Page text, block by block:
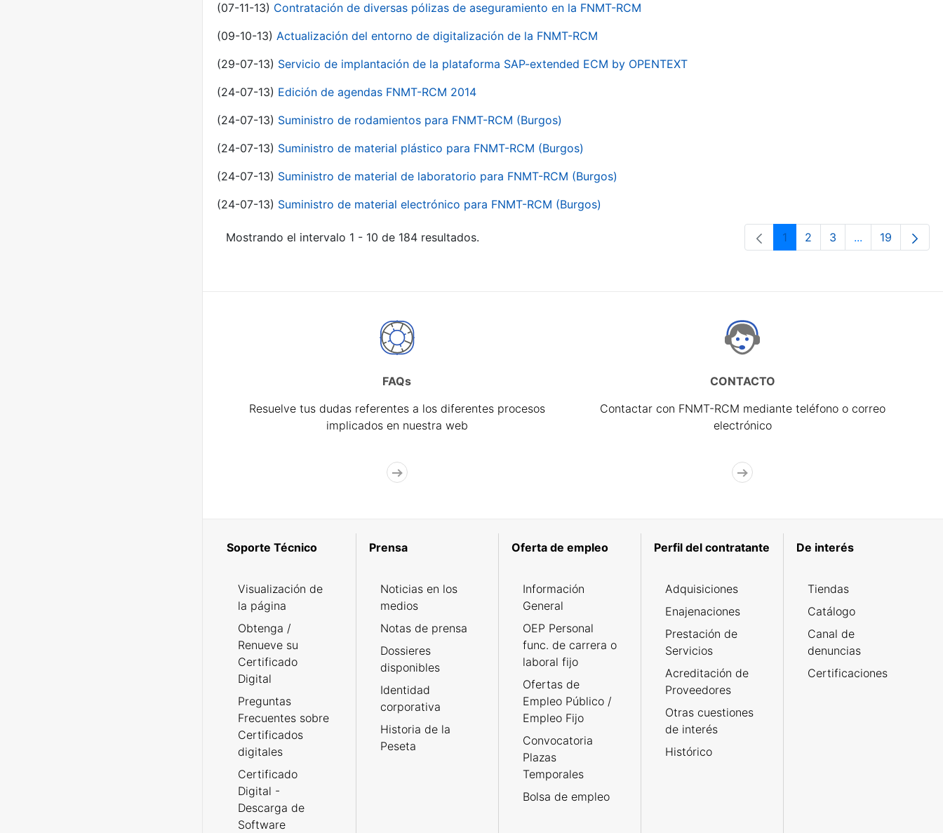
(07-11-13) Contratación de diversas pólizas de aseguramiento en la FNMT-RCM
(09-10-13) Actualización del entorno de digitalización de la FNMT-RCM
(29-07-13) Servicio de implantación de la plataforma SAP-extended ECM by OPENTEXT
(24-07-13) Edición de agendas FNMT-RCM 2014
(24-07-13) Suministro de rodamientos para FNMT-RCM (Burgos)
(24-07-13) Suministro de material plástico para FNMT-RCM (Burgos)
(24-07-13) Suministro de material de laboratorio para FNMT-RCM (Burgos)
(24-07-13) Suministro de material electrónico para FNMT-RCM (Burgos)
Mostrando el intervalo 1 - 10 de 184 resultados. Página
1 Página
2 Página
3 ...PáginasPágina
19
FAQs
Resuelve tus dudas referentes a los diferentes procesos
implicados en nuestra web
CONTACTO
Contactar con FNMT-RCM mediante teléfono o correo
electrónico
Soporte Técnico
Visualización de
la página
Obtenga /
Renueve su
Certificado
Digital
Preguntas
Frecuentes sobre
Certificados
digitales
Certificado
Digital -
Descarga de
Software
Prensa
Noticias en los
medios
Notas de prensa
Dossieres
disponibles
Identidad
corporativa
Historia de la
Peseta
Oferta de empleo
Información
General
OEP Personal
func. de carrera o
laboral fijo
Ofertas de
Empleo Público /
Empleo Fijo
Convocatoria
Plazas
Temporales
Bolsa de empleo
Perfil del contratante
Adquisiciones
Enajenaciones
Prestación de
Servicios
Acreditación de
Proveedores
Otras cuestiones
de interés
Histórico
De interés
Tiendas
Catálogo
Canal de
denuncias
Certificaciones